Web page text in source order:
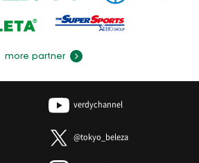
more partner
verdychannel
@tokyo_beleza